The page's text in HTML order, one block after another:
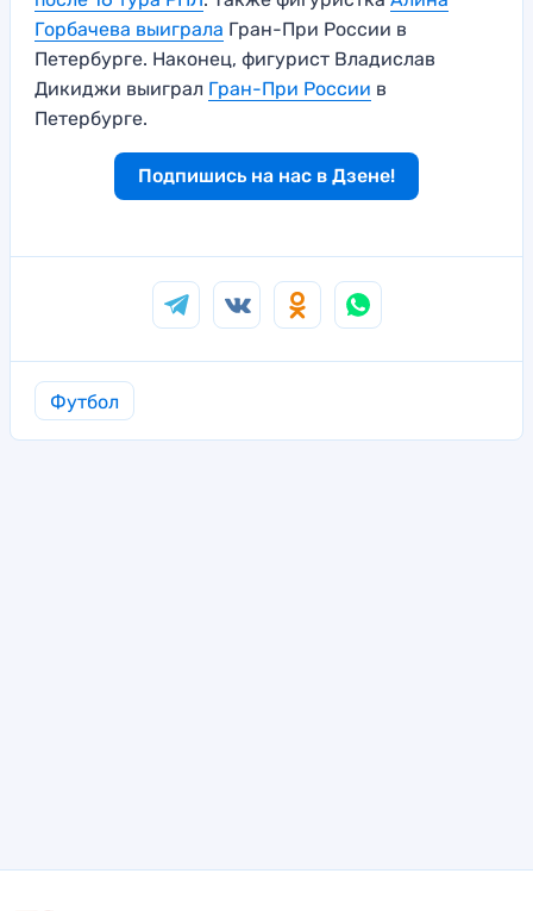
Горбачева выиграла Гран-При России в
Петербурге. Наконец, фигурист Владислав
Дикиджи выиграл Гран-При России в
Петербурге.
Подпишись на нас в Дзене!
Футбол